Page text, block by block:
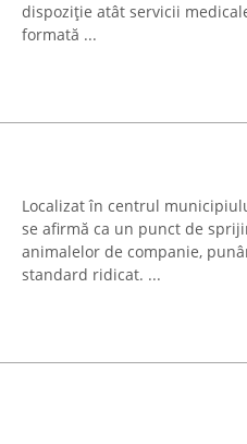
dispoziție atât servicii
formată ...
Localizat în centrul
se afirmă ca un punct de
animalelor de companie,
standard ridicat. ...